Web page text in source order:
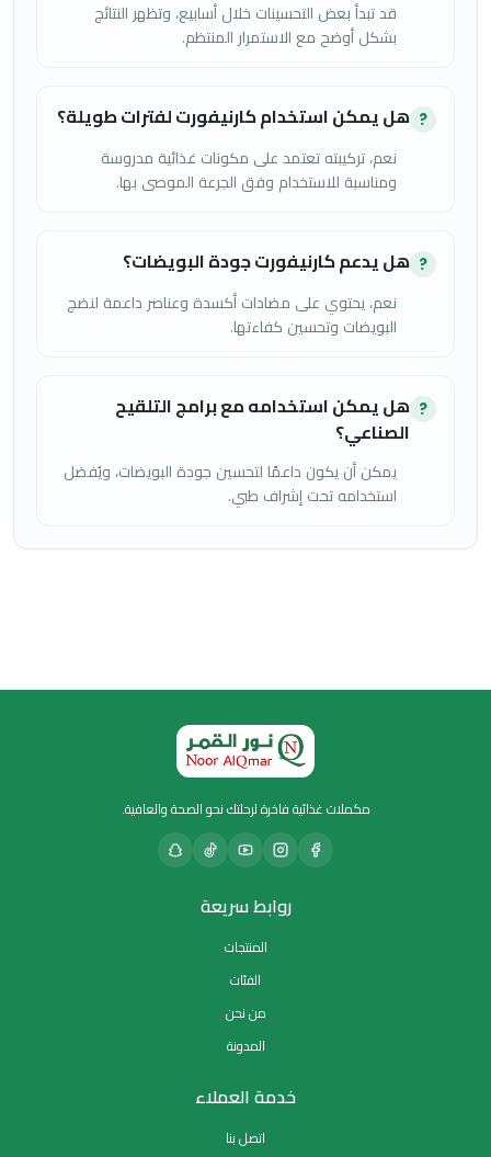
قد تبدأ بعض التحسينات خلال أسابيع، وتظهر النتائج
بشكل أوضح مع الاستمرار المنتظم.
? هل يمكن استخدام كارنيفورت لفترات طويلة؟
نعم، تركيبته تعتمد على مكونات غذائية مدروسة
ومناسبة للاستخدام وفق الجرعة الموصى بها.
? هل يدعم كارنيفورت جودة البويضات؟
نعم، يحتوي على مضادات أكسدة وعناصر داعمة لنضج
البويضات وتحسين كفاءتها.
? هل يمكن استخدامه مع برامج التلقيح
الصناعي؟
يمكن أن يكون داعمًا لتحسين جودة البويضات، ويُفضل
استخدامه تحت إشراف طبي.
مكملات غذائية فاخرة لرحلتك نحو الصحة والعافية.
روابط سريعة
المنتجات
الفئات
من نحن
المدونة
خدمة العملاء
اتصل بنا